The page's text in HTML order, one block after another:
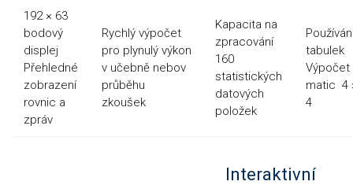
192 × 63
bodový
displej
Přehledné
zobrazení
rovnic a
zpráv
Rychlý výpočet
pro plynulý výkon
v učebně nebov
průběhu
zkoušek
Kapacita na
zpracování
160
statistických
datových
položek
tabulek
Výpočet
matic 4
4
Interaktivní